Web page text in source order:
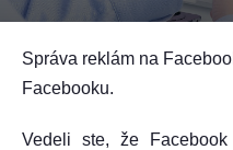
Správa reklám na
Facebooku.
Vedeli ste, že